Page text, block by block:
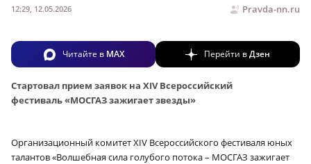
Pravda-nn.ru
12:29, 12.05.2026
Читайте в MAX Перейти вДзен
Стартовал прием заявок на XIV Всероссийский
фестиваль«МОСГАЗ зажигает звезды»
Организационный комитет XIV Всероссийского фестиваля юных
талантов «Волшебная сила голубого потока – МОСГАЗ зажигает